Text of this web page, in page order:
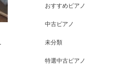
おすすめピアノ
中古ピアノ
未分類
特選中古ピアノ